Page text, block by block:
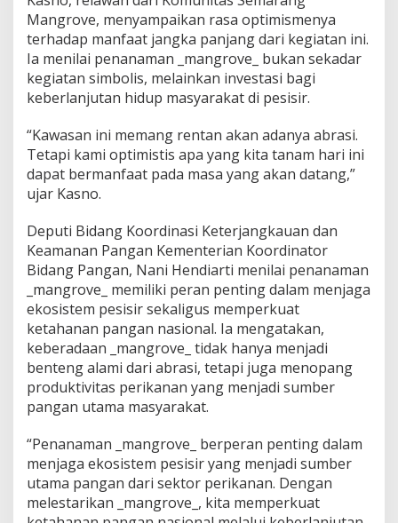
o
v
e
L
i
n
d
n
g
i
s
U
t
a
r
a
J
a
t
n
g
d
a
r
Mangrove, menyampaikan rasa optimismenya
terhadap manfaat jangka panjang dari kegiatan ini.
Ia menilai penanaman _mangrove_ bukan sekadar
kegiatan simbolis, melainkan investasi bagi
keberlanjutan hidup masyarakat di pesisir.
“Kawasan ini memang rentan akan adanya abrasi.
Tetapi kami optimistis apa yang kita tanam hari ini
dapat bermanfaat pada masa yang akan datang,”
ujar Kasno.
Deputi Bidang Koordinasi Keterjangkauan dan
Keamanan Pangan Kementerian Koordinator
Bidang Pangan, Nani Hendiarti menilai penanaman
_mangrove_ memiliki peran penting dalam menjaga
ekosistem pesisir sekaligus memperkuat
ketahanan pangan nasional. Ia mengatakan,
keberadaan _mangrove_ tidak hanya menjadi
benteng alami dari abrasi, tetapi juga menopang
produktivitas perikanan yang menjadi sumber
pangan utama masyarakat.
“Penanaman _mangrove_ berperan penting dalam
menjaga ekosistem pesisir yang menjadi sumber
utama pangan dari sektor perikanan. Dengan
melestarikan _mangrove_, kita memperkuat